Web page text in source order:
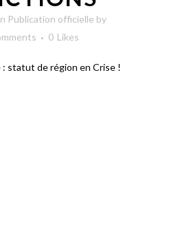
Publication officielle by
0 Likes
statut de région en Crise !